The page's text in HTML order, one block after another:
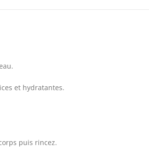
et hydratantes.
puis rincez.